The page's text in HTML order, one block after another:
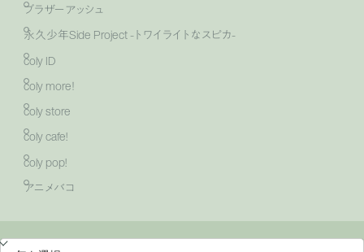
ブラザーアッシュ
永久少年Side Project -トワイライトなスピカ-
coly ID
coly more！
coly store
coly cafe!
coly pop!
アニメバコ